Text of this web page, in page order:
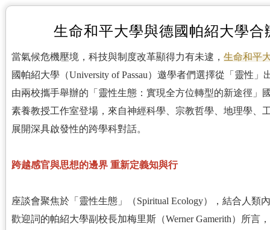
生命和平大學與德國帕紹大學
當氣候危機壓境，科技與制度改革顯得力有未逮， 生命和平
國帕紹大學（University of Passau）邀學者們選擇從「靈性
由兩校攜手舉辦的「靈性生態：實現全方位轉型的新途徑」
素養教授工作室登場，來自神經科學、宗教哲學、地理學、
展開深具啟發性的跨學科對話。
跨越感官與思想的邊界 重新定義知與行
座談會聚焦於「靈性生態」（Spiritual Ecology），結合人
歡迎詞的帕紹大學副校長加梅里斯（Werner Gamerith）所